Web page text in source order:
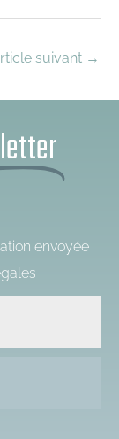
suivant →
envoyée